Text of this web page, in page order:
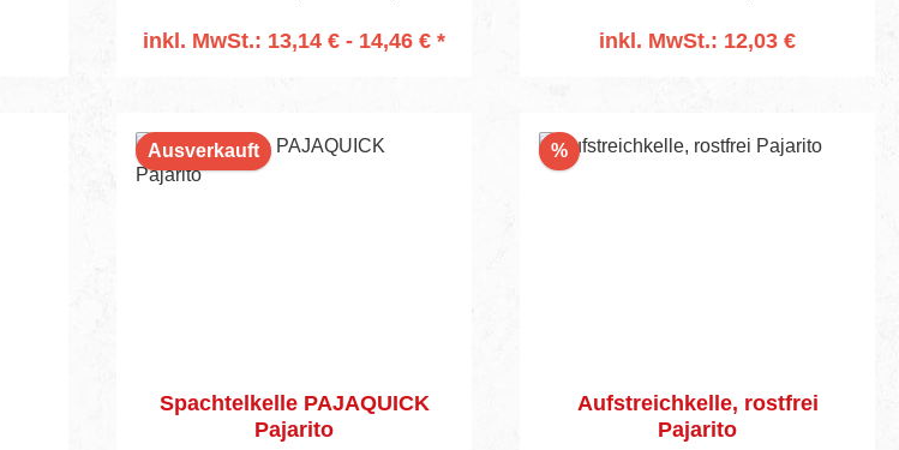
inkl. MwSt.: 13,14 € - 14,46 € * inkl. MwSt.: 12,03 €
Ausverkauft
Spachtelkelle PAJAQUICK
Pajarito
%Rabatt
Aufstreichkelle, rostfrei
Pajarito